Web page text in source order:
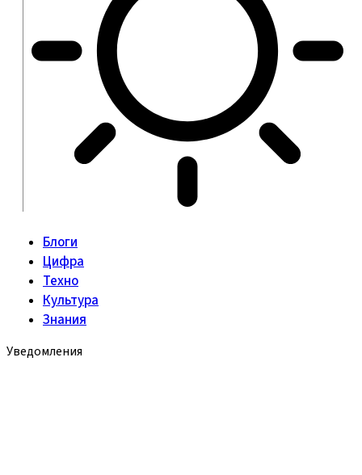
Блоги
Цифра
Техно
Культура
Знания
Уведомления